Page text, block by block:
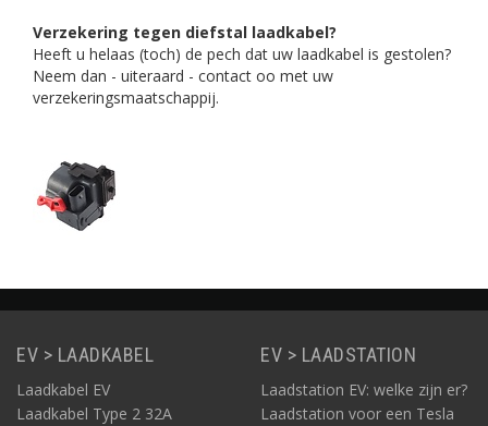
Verzekering tegen diefstal laadkabel?
Heeft u helaas (toch) de pech dat uw laadkabel is gestolen?
Neem dan - uiteraard - contact oo met uw
verzekeringsmaatschappij.
EV > LAADKABEL
Laadkabel EV
Laadkabel Type 2 32A
EV > LAADSTATION
Laadstation EV: welke zijn er?
Laadstation voor een Tesla